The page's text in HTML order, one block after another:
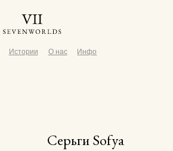
Серьги Sofya